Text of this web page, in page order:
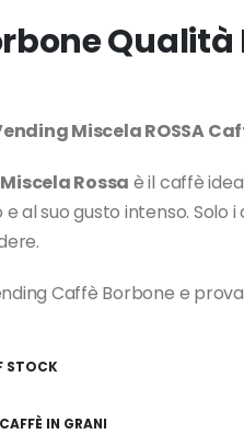
Qualità
Miscela ROSSA
Rossa è il caffè
al suo gusto intenso. Solo
Caffè Borbone e
STOCK
CAFFÈ IN GRANI